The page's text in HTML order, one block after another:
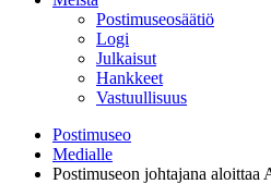
Postimuseosäätiö
Logi
Julkaisut
Hankkeet
Vastuullisuus
Postimuseo
Medialle
Postimuseon johtajana aloittaa